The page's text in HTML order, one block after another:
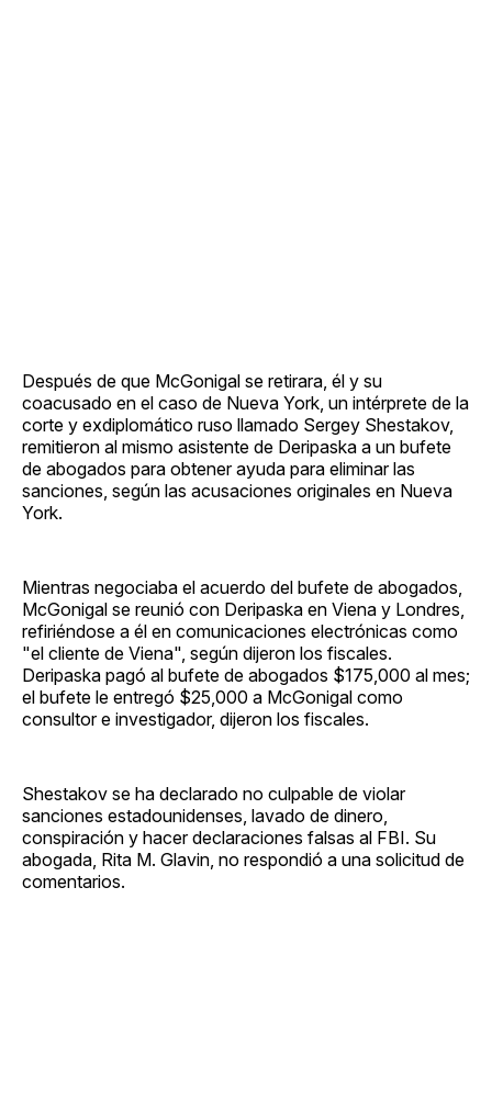
Después de que McGonigal se retirara, él y su
coacusado en el caso de Nueva York, un intérprete de la
corte y exdiplomático ruso llamado Sergey Shestakov,
remitieron al mismo asistente de Deripaska a un bufete
de abogados para obtener ayuda para eliminar las
sanciones, según las acusaciones originales en Nueva
York.
Mientras negociaba el acuerdo del bufete de abogados,
McGonigal se reunió con Deripaska en Viena y Londres,
refiriéndose a él en comunicaciones electrónicas como
"el cliente de Viena", según dijeron los fiscales.
Deripaska pagó al bufete de abogados $175,000 al mes;
el bufete le entregó $25,000 a McGonigal como
consultor e investigador, dijeron los fiscales.
Shestakov se ha declarado no culpable de violar
sanciones estadounidenses, lavado de dinero,
conspiración y hacer declaraciones falsas al FBI. Su
abogada, Rita M. Glavin, no respondió a una solicitud de
comentarios.